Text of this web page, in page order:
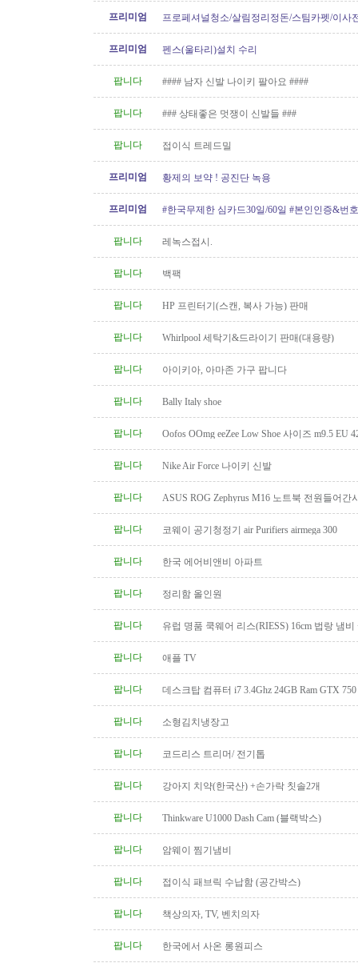
프리미엄
프로페셔널청소/살림정리정돈/스팀카펫/이사
프리미엄
펜스(울타리)설치 수리
팝니다 #### 남자 신발 나이키 팔아요 ####
팝니다 ### 상태좋은 멋쟁이 신발들 ###
팝니다 접이식 트레드밀
프리미엄 황제의 보약 ! 공진단 녹용
프리미엄 #한국무제한 심카드30일/60일 #본인인증&번
팝니다 레녹스접시.
팝니다 백팩
팝니다 HP 프린터기(스캔, 복사 가능) 판매
팝니다 Whirlpool 세탁기&드라이기 판매(대용량)
팝니다 아이키아, 아마존 가구 팝니다
팝니다 Bally Italy shoe
팝니다 Oofos OOmg eeZee Low Shoe 사이즈 m9.5 EU
팝니다 Nike Air Force 나이키 신발
팝니다 ASUS ROG Zephyrus M16 노트북 전원들어간
팝니다 코웨이 공기청정기 air Purifiers airmega 300
팝니다 한국 에어비앤비 아파트
팝니다 정리함 올인원
팝니다 유럽 명품 쿡웨어 리스(RIESS) 16cm 법랑 냄
팝니다 애플 TV
팝니다 데스크탑 컴퓨터 i7 3.4Ghz 24GB Ram GTX
팝니다 소형김치냉장고
팝니다 코드리스 트리머/ 전기톱
팝니다 강아지 치약(한국산) +손가락 칫솔2개
팝니다 Thinkware U1000 Dash Cam (블랙박스)
팝니다 암웨이 찜기냄비
팝니다 접이식 패브릭 수납함 (공간박스)
팝니다 책상의자, TV, 벤치의자
팝니다 한국에서 사온 롱원피스